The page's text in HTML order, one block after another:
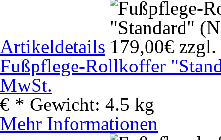
Artikeldetails
Fußpflege-Rollkoffer
MwSt.
€ * Gewicht: 4.5 kg
Mehr Informationen